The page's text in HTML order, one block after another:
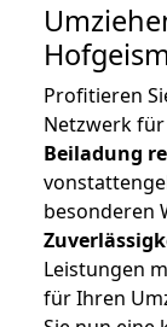
Profitieren
Netzwerk
Beiladung
besonderen
Leistungen
für Ihren